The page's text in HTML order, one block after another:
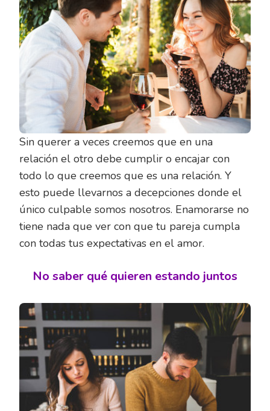
Sin querer a veces creemos que en una
relación el otro debe cumplir o encajar con
todo lo que creemos que es una relación. Y
esto puede llevarnos a decepciones donde el
único culpable somos nosotros. Enamorarse no
tiene nada que ver con que tu pareja cumpla
con todas tus expectativas en el amor.
No saber qué quieren estando juntos